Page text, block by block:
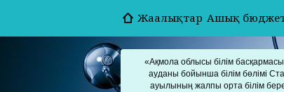
Жаңалықтар Ашық
«Ақмола облысы білім
ауданы бойынша білім бөлімі
ауылының жалпы орта білім